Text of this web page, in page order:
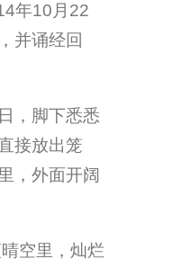
年10月22
并诵经回
，脚下悉悉
接放出笼
，外面开阔
空里，灿烂